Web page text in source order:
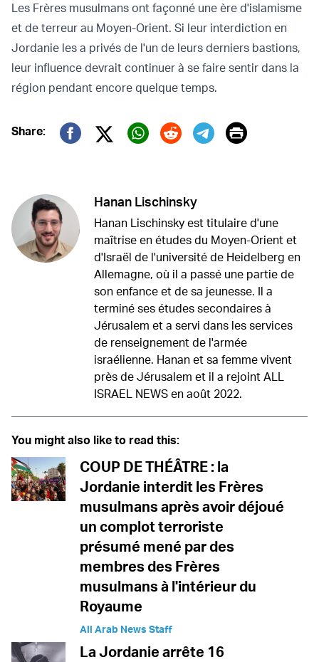
Les Frères musulmans ont façonné une ère d'islamisme
et de terreur au Moyen-Orient. Si leur interdiction en
Jordanie les a privés de l'un de leurs derniers bastions,
leur influence devrait continuer à se faire sentir dans la
région pendant encore quelque temps.
Share:
Twitter (X)
Print
Hanan Lischinsky
Hanan Lischinsky est titulaire d'une
maîtrise en études du Moyen-Orient et
d'Israël de l'université de Heidelberg en
Allemagne, où il a passé une partie de
son enfance et de sa jeunesse. Il a
terminé ses études secondaires à
Jérusalem et a servi dans les services
de renseignement de l'armée
israélienne. Hanan et sa femme vivent
près de Jérusalem et il a rejoint ALL
ISRAEL NEWS en août 2022.
You might also like to read this:
COUP DE THÉÂTRE : la
Jordanie interdit les Frères
musulmans après avoir déjoué
un complot terroriste
présumé mené par des
membres des Frères
musulmans à l'intérieur du
Royaume
All Arab News Staff
La Jordanie arrête 16